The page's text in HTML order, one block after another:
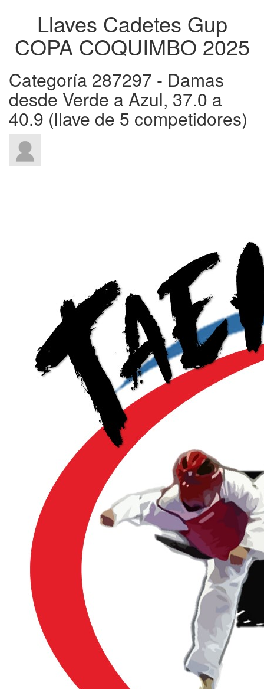
Llaves Cadetes Gup
COPA COQUIMBO 2025
Categoría 287297 - Damas
desde Verde a Azul, 37.0 a
40.9 (llave de 5 competidores)